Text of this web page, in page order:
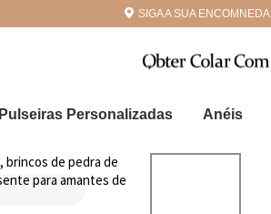
SIGA A SUA ENCOMNEDA
Pulseiras Personalizadas Anéis